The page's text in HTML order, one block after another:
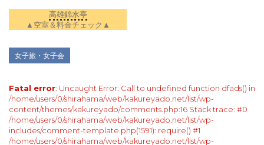
高雄錦水亭
▲空室＆料金チェック▲
女子旅・女子会
Fatal error: Uncaught Error: Call to undefined function dfads() in
/home/users/0/shirahama/web/kakureyado.net/list/wp-
content/themes/kakureyado/comments.php:16 Stack trace: #0
/home/users/0/shirahama/web/kakureyado.net/list/wp-
includes/comment-template.php(1591): require() #1
/home/users/0/shirahama/web/kakureyado.net/list/wp-